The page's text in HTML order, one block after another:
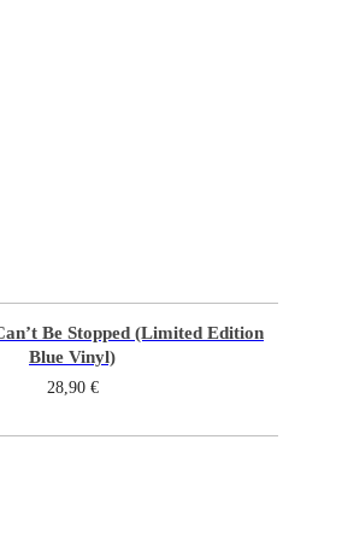
Be Stopped (Limited Edition
Blue Vinyl)
28,90 €